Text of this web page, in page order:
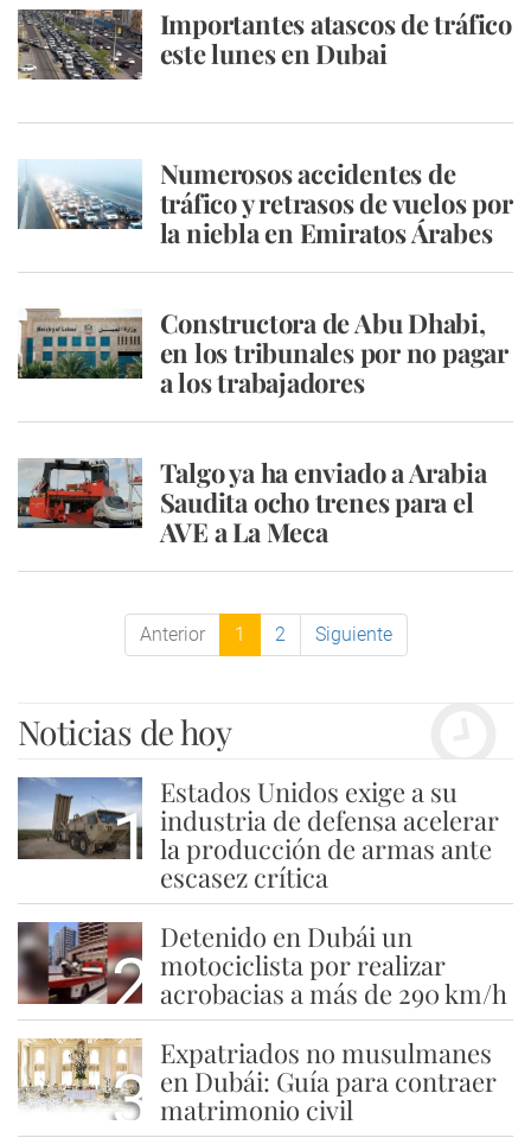
Importantes atascos de tráfico
este lunes en Dubai
Numerosos accidentes de
tráfico y retrasos de vuelos por
la niebla en Emiratos Árabes
Constructora de Abu Dhabi,
en los tribunales por no pagar
a los trabajadores
Talgo ya ha enviado a Arabia
Saudita ocho trenes para el
AVE a La Meca
Anterior 1 2 Siguiente
Noticias de hoy
1
Estados Unidos exige a su
industria de defensa acelerar
la producción de armas ante
escasez crítica
2
Detenido en Dubái un
motociclista por realizar
acrobacias a más de 290 km/h
3
Expatriados no musulmanes
en Dubái: Guía para contraer
matrimonio civil